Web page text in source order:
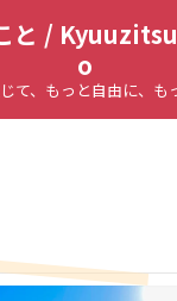
と /
o
て、もっと自由に、も